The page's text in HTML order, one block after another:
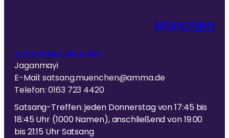
München
Amma Haus München
Jaganmayi
E-Mail: satsang.muenchen@amma.de
Telefon: 0163 723 4420
Satsang-Treffen: jeden Donnerstag von 17:45 bis
18:45 Uhr (1000 Namen), anschließend von 19:00
bis 21:15 Uhr Satsang